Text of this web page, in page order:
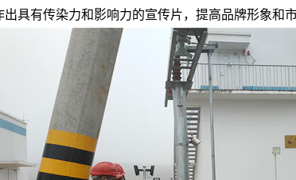
具有传染力和影响力的宣传片，提高品牌形象和市